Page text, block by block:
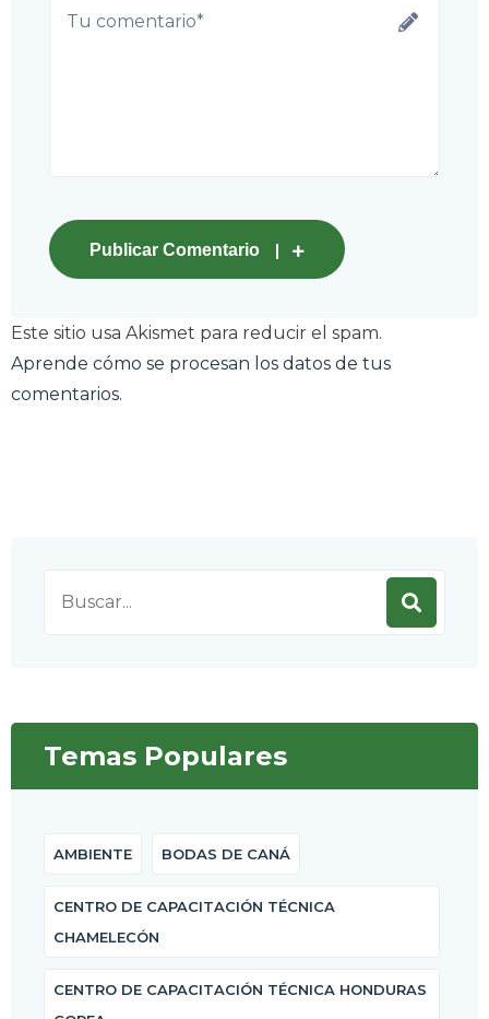
Publicar Comentario
Este sitio usa Akismet para reducir el spam.
Aprende cómo se procesan los datos de tus
comentarios.
for:
Temas Populares
AMBIENTE BODAS DE CANÁ
CENTRO DE CAPACITACIÓN TÉCNICA
CHAMELECÓN
CENTRO DE CAPACITACIÓN TÉCNICA HONDURAS